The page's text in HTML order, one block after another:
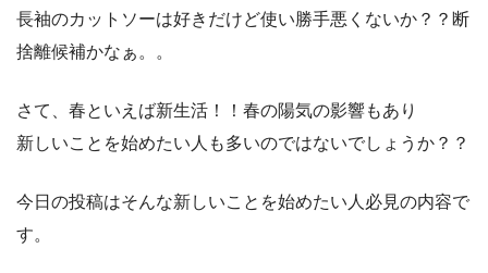
長袖のカットソーは好きだけど使い勝手悪くないか？？断
捨離候補かなぁ。。
さて、春といえば新生活！！春の陽気の影響もあり
新しいことを始めたい人も多いのではないでしょうか？？
今日の投稿はそんな新しいことを始めたい人必見の内容で
す。